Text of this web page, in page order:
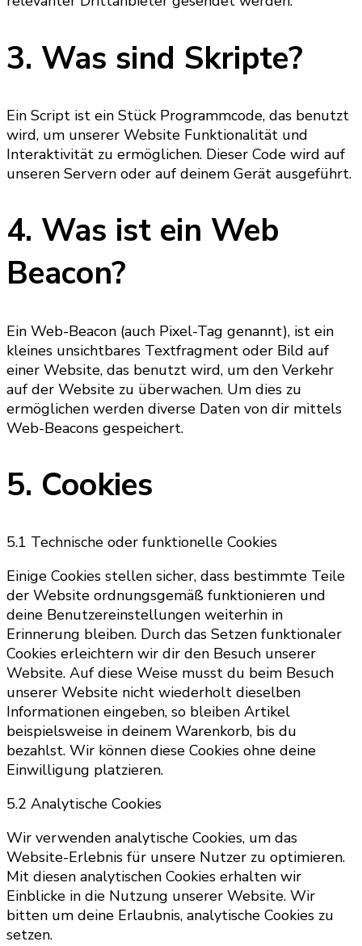
3. Was sind Skripte?
Ein Script ist ein Stück Programmcode, das benutzt
wird, um unserer Website Funktionalität und
Interaktivität zu ermöglichen. Dieser Code wird auf
unseren Servern oder auf deinem Gerät ausgeführt.
4. Was ist ein Web
Beacon?
Ein Web-Beacon (auch Pixel-Tag genannt), ist ein
kleines unsichtbares Textfragment oder Bild auf
einer Website, das benutzt wird, um den Verkehr
auf der Website zu überwachen. Um dies zu
ermöglichen werden diverse Daten von dir mittels
Web-Beacons gespeichert.
5. Cookies
5.1 Technische oder funktionelle Cookies
Einige Cookies stellen sicher, dass bestimmte Teile
der Website ordnungsgemäß funktionieren und
deine Benutzereinstellungen weiterhin in
Erinnerung bleiben. Durch das Setzen funktionaler
Cookies erleichtern wir dir den Besuch unserer
Website. Auf diese Weise musst du beim Besuch
unserer Website nicht wiederholt dieselben
Informationen eingeben, so bleiben Artikel
beispielsweise in deinem Warenkorb, bis du
bezahlst. Wir können diese Cookies ohne deine
Einwilligung platzieren.
5.2 Analytische Cookies
Wir verwenden analytische Cookies, um das
Website-Erlebnis für unsere Nutzer zu optimieren.
Mit diesen analytischen Cookies erhalten wir
Einblicke in die Nutzung unserer Website. Wir
bitten um deine Erlaubnis, analytische Cookies zu
setzen.